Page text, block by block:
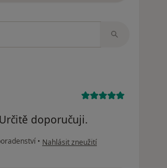
doporučuji.
• podle názoru uživatele JS
Nahlásit zneužití